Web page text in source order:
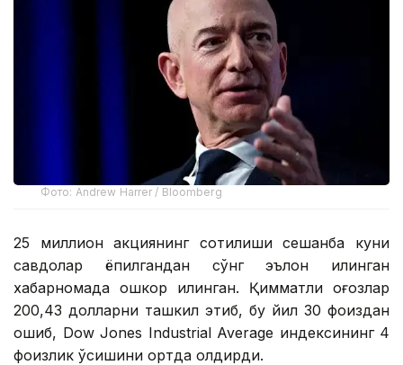
Фото: Andrew Harrer / Bloomberg
25 миллион акциянинг сотилиши сешанба куни
савдолар ёпилгандан сўнг эълон қилинган
хабарномада ошкор қилинган. Қимматли қоғозлар
200,43 долларни ташкил этиб, бу йил 30 фоиздан
ошиб, Dow Jones Industrial Average индексининг 4
фоизлик ўсишини ортда қолдирди.